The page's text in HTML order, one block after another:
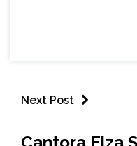
Next Post